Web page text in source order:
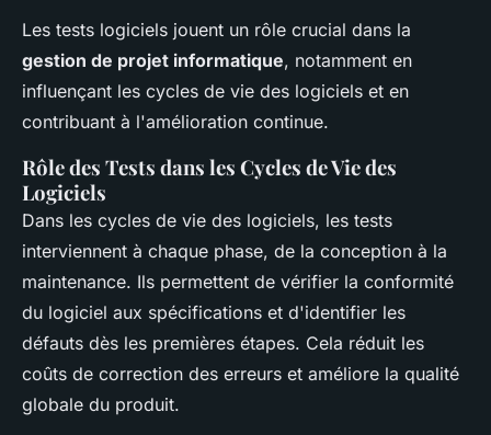
Les tests logiciels jouent un rôle crucial dans la
gestion de projet informatique, notamment en
influençant les cycles de vie des logiciels et en
contribuant à l'amélioration continue.
Rôle des Tests dans les Cycles de Vie des
Logiciels
Dans les cycles de vie des logiciels, les tests
interviennent à chaque phase, de la conception à la
maintenance. Ils permettent de vérifier la conformité
du logiciel aux spécifications et d'identifier les
défauts dès les premières étapes. Cela réduit les
coûts de correction des erreurs et améliore la qualité
globale du produit.